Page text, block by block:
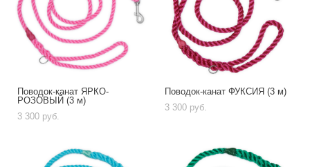
Поводок-канат ЯРКО-
РОЗОВЫЙ (3 м)
3 300 pуб.
Поводок-канат ФУКСИЯ (3 м)
3 300 pуб.